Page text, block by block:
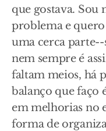
que gostava.
problema e
uma cerca
nem sempre é
faltam meios, há
balanço que faço
em melhorias no
forma de